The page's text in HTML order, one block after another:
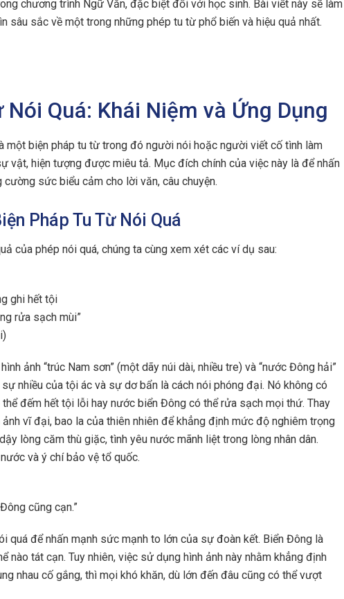
chương trình Ngữ Văn, đặc biệt đối với học sinh. Bài viết này sẽ làm
sâu sắc về một trong những phép tu từ phổ biến và hiệu quả nhất.
Nói Quá: Khái Niệm và Ứng Dụng
một biện pháp tu từ trong đó người nói hoặc người viết cố tình làm
vật, hiện tượng được miêu tả. Mục đích chính của việc này là để nhấn
sức biểu cảm cho lời văn, câu chuyện.
Pháp Tu Từ Nói Quá
của phép nói quá, chúng ta cùng xem xét các ví dụ sau:
ghi hết tội
rửa sạch mùi”
ảnh “trúc Nam sơn” (một dãy núi dài, nhiều tre) và “nước Đông hải”
nhiều của tội ác và sự dơ bẩn là cách nói phóng đại. Nó không có
đếm hết tội lỗi hay nước biển Đông có thể rửa sạch mọi thứ. Thay
vĩ đại, bao la của thiên nhiên để khẳng định mức độ nghiêm trọng
lòng căm thù giặc, tình yêu nước mãnh liệt trong lòng nhân dân.
và ý chí bảo vệ tổ quốc.
cũng cạn.”
quá để nhấn mạnh sức mạnh to lớn của sự đoàn kết. Biển Đông là
nào tát cạn. Tuy nhiên, việc sử dụng hình ảnh này nhằm khẳng định
nhau cố gắng, thì mọi khó khăn, dù lớn đến đâu cũng có thể vượt